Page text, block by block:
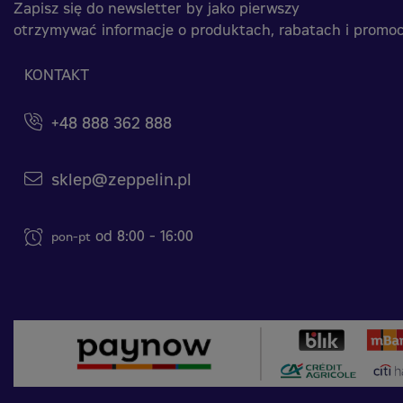
Zapisz się do newsletter by jako pierwszy
otrzymywać informacje o produktach, rabatach i
KONTAKT
+48 888 362 888
sklep@zeppelin.pl
pon-pt od 8:00 - 16:00